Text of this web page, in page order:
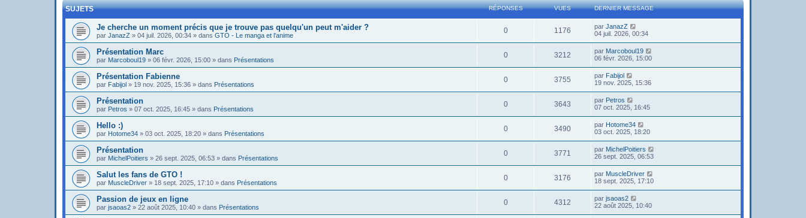
SUJETS RÉPONSES VUES DERNIER MESSAGE
Je cherche un moment précis que je trouve pas quelqu'un peut m'aider ?
par JanazZ » 04 juil. 2026, 00:34 » dans GTO - Le manga et l'anime
0 1176 par JanazZ
04 juil. 2026, 00:34
Présentation Marc
par Marcoboul19 » 06 févr. 2026, 15:00 » dans Présentations
0 3212 par Marcoboul19
06 févr. 2026, 15:00
Présentation Fabienne
par Fabijol » 19 nov. 2025, 15:36 » dans Présentations
0 3755 par Fabijol
19 nov. 2025, 15:36
Présentation
par Petros » 07 oct. 2025, 16:45 » dans Présentations
0 3643 par Petros
07 oct. 2025, 16:45
Hello :)
par Hotome34 » 03 oct. 2025, 18:20 » dans Présentations
0 3490 par Hotome34
03 oct. 2025, 18:20
Présentation
par MichelPoitiers » 26 sept. 2025, 06:53 » dans Présentations
0 3771 par MichelPoitiers
26 sept. 2025, 06:53
Salut les fans de GTO !
par MuscleDriver » 18 sept. 2025, 17:10 » dans Présentations
0 3176 par MuscleDriver
18 sept. 2025, 17:10
Passion de jeux en ligne
par jsaoas2 » 22 août 2025, 10:40 » dans Présentations
0 4312 par jsaoas2
22 août 2025, 10:40